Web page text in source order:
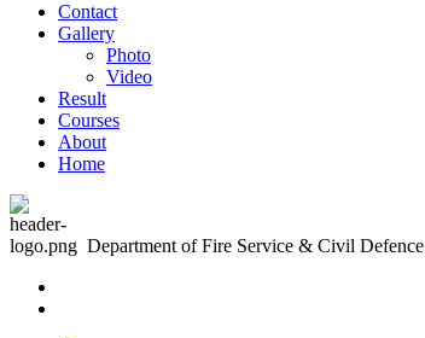
Contact
Gallery
Photo
Video
Result
Courses
About
Home
Department of Fire Service & Civil Defence